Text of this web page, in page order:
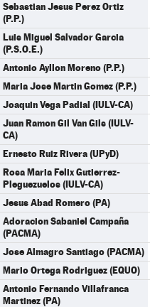
Sebastian Jesus Perez Ortiz
(P.P.)
Luis Miguel Salvador Garcia
(P.S.O.E.)
Antonio Ayllon Moreno (P.P.)
Maria Jose Martin Gomez (P.P.)
Joaquin Vega Padial (IULV-CA)
Juan Ramon Gil Van Gils (IULV-
CA)
Ernesto Ruiz Rivera (UPyD)
Rosa Maria Felix Gutierrez-
Pleguezuelos (IULV-CA)
Jesus Abad Romero (PA)
Adoracion Sabaniel Campaña
(PACMA)
Jose Almagro Santiago (PACMA)
Mario Ortega Rodriguez (EQUO)
Antonio Fernando Villafranca
Martinez (PA)